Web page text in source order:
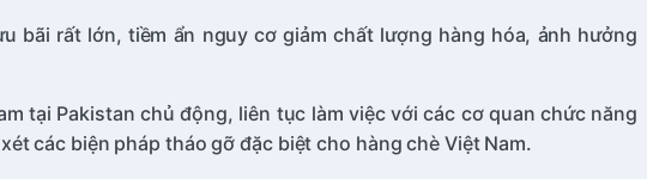
bãi rất lớn, tiềm ẩn nguy cơ giảm chất lượng hàng hóa, ảnh hưởng
tại Pakistan chủ động, liên tục làm việc với các cơ quan chức năng
các biện pháp tháo gỡ đặc biệt cho hàng chè Việt Nam.